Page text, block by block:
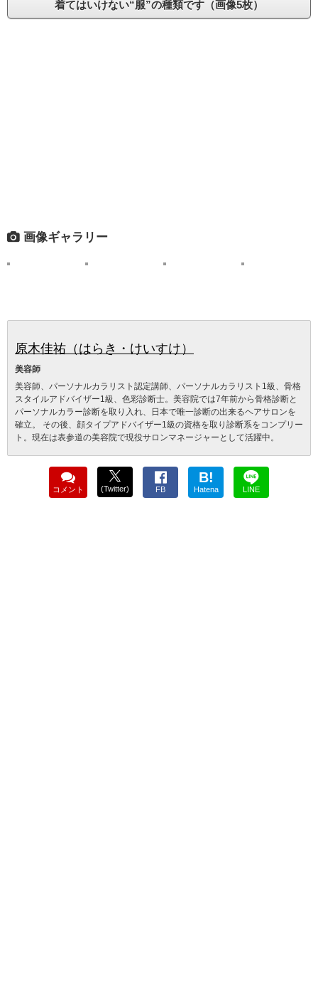
着てはいけない“服”の種類です（画像5枚）
画像ギャラリー
原木佳祐（はらき・けいすけ）
美容師
美容師、パーソナルカラリスト認定講師、パーソナルカラリスト1級、骨格
スタイルアドバイザー1級、色彩診断士。美容院では7年前から骨格診断と
パーソナルカラー診断を取り入れ、日本で唯一診断の出来るヘアサロンを
確立。 その後、顔タイプアドバイザー1級の資格を取り診断系をコンプリー
ト。現在は表参道の美容院で現役サロンマネージャーとして活躍中。
コメント (Twitter) FB
B!
Hatena LINE